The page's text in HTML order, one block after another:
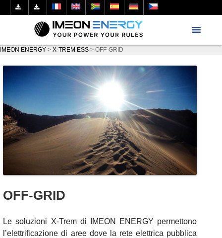
IMEON ENERGY > X-TREM ESS > OFF-GRID
OFF-GRID
Le soluzioni X-Trem di IMEON ENERGY permettono
l’elettrificazione di aree dove la rete elettrica pubblica